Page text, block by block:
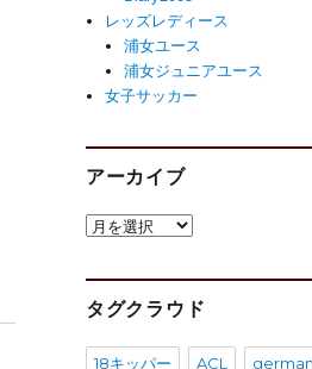
レッズレディース
浦女ユース
浦女ジュニアユース
女子サッカー
アーカイブ
ア
カ
イ
タグクラウド
18キッパー ACL